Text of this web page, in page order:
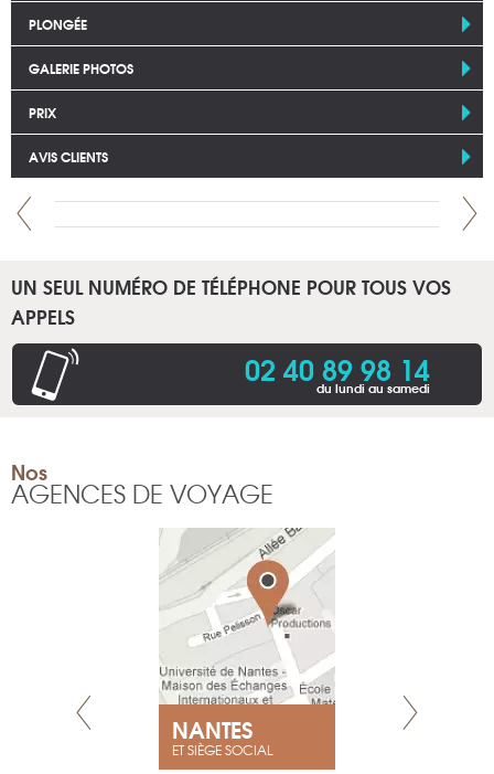
PLONGÉE
GALERIE PHOTOS
PRIX
AVIS CLIENTS
UN SEUL NUMÉRO DE TÉLÉPHONE POUR TOUS VOS
APPELS
02 40 89 98 14
du lundi au samedi
Nos
AGENCES DE VOYAGE
NANTES
ET SIÈGE SOCIAL